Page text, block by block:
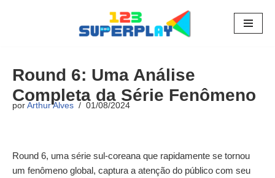
conteúdo
Round 6: Uma Análise
Completa da Série Fenômeno
por Arthur Alves 01/08/2024
Round 6, uma série sul-coreana que rapidamente se tornou
um fenômeno global, captura a atenção do público com seu